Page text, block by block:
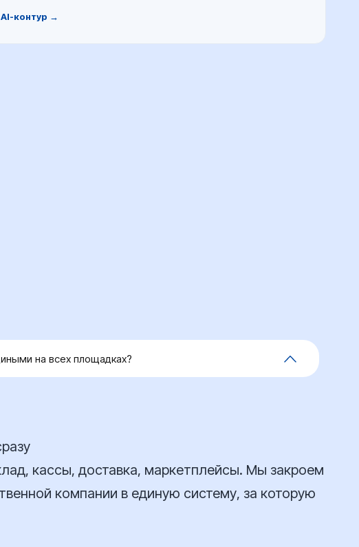
контур →
на всех площадках?
кассы, доставка, маркетплейсы. Мы закроем
компании в единую систему, за которую